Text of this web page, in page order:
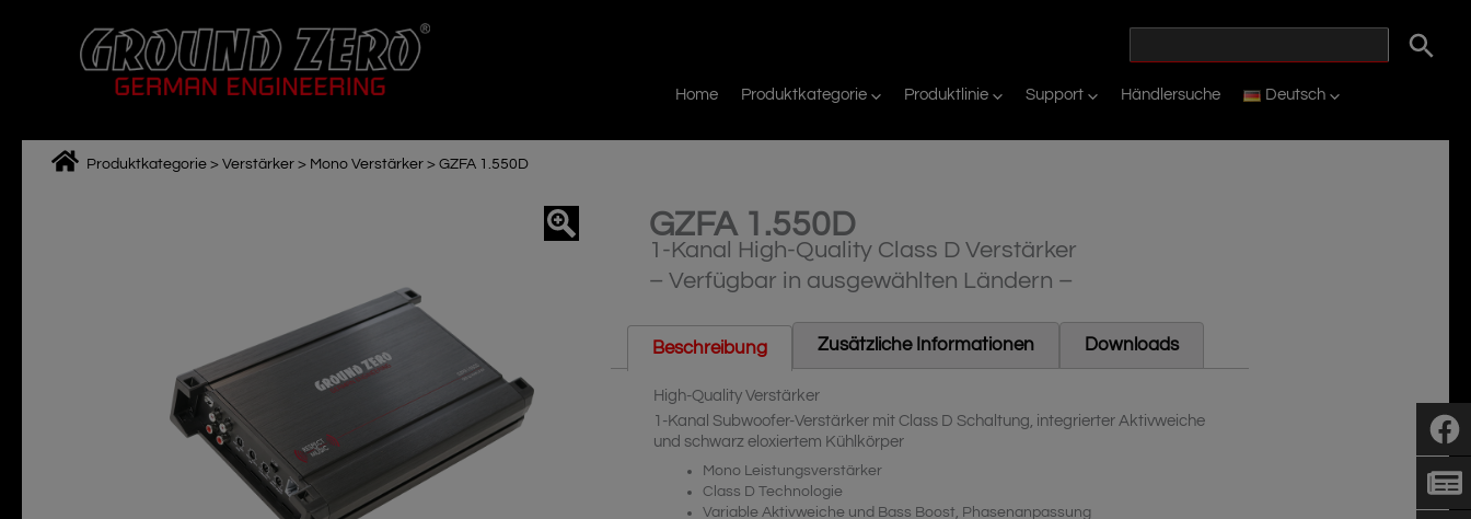
Home Produktkategorie Produktlinie Support Händlersuche Deutsch
Produktkategorie> Verstärker> Mono Verstärker> GZFA 1.550D
GZFA 1.550D
1-Kanal High-Quality Class D Verstärker
– Verfügbar in ausgewählten Ländern –
Beschreibung Zusätzliche Informationen Downloads
High-Quality Verstärker
1-Kanal Subwoofer-Verstärker mit Class D Schaltung, integrierter Aktivweiche
und schwarz eloxiertem Kühlkörper
Mono Leistungsverstärker
Class D Technologie
Variable Aktivweiche und Bass Boost, Phasenanpassung